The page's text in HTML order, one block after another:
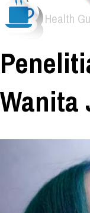
Health
Wanita